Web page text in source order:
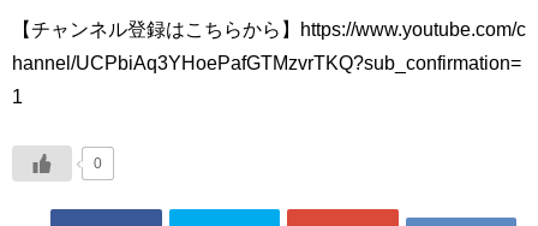
【チャンネル登録はこちらから】https://www.youtube.com/c
hannel/UCPbiAq3YHoePafGTMzvrTKQ?sub_confirmation=
1
0